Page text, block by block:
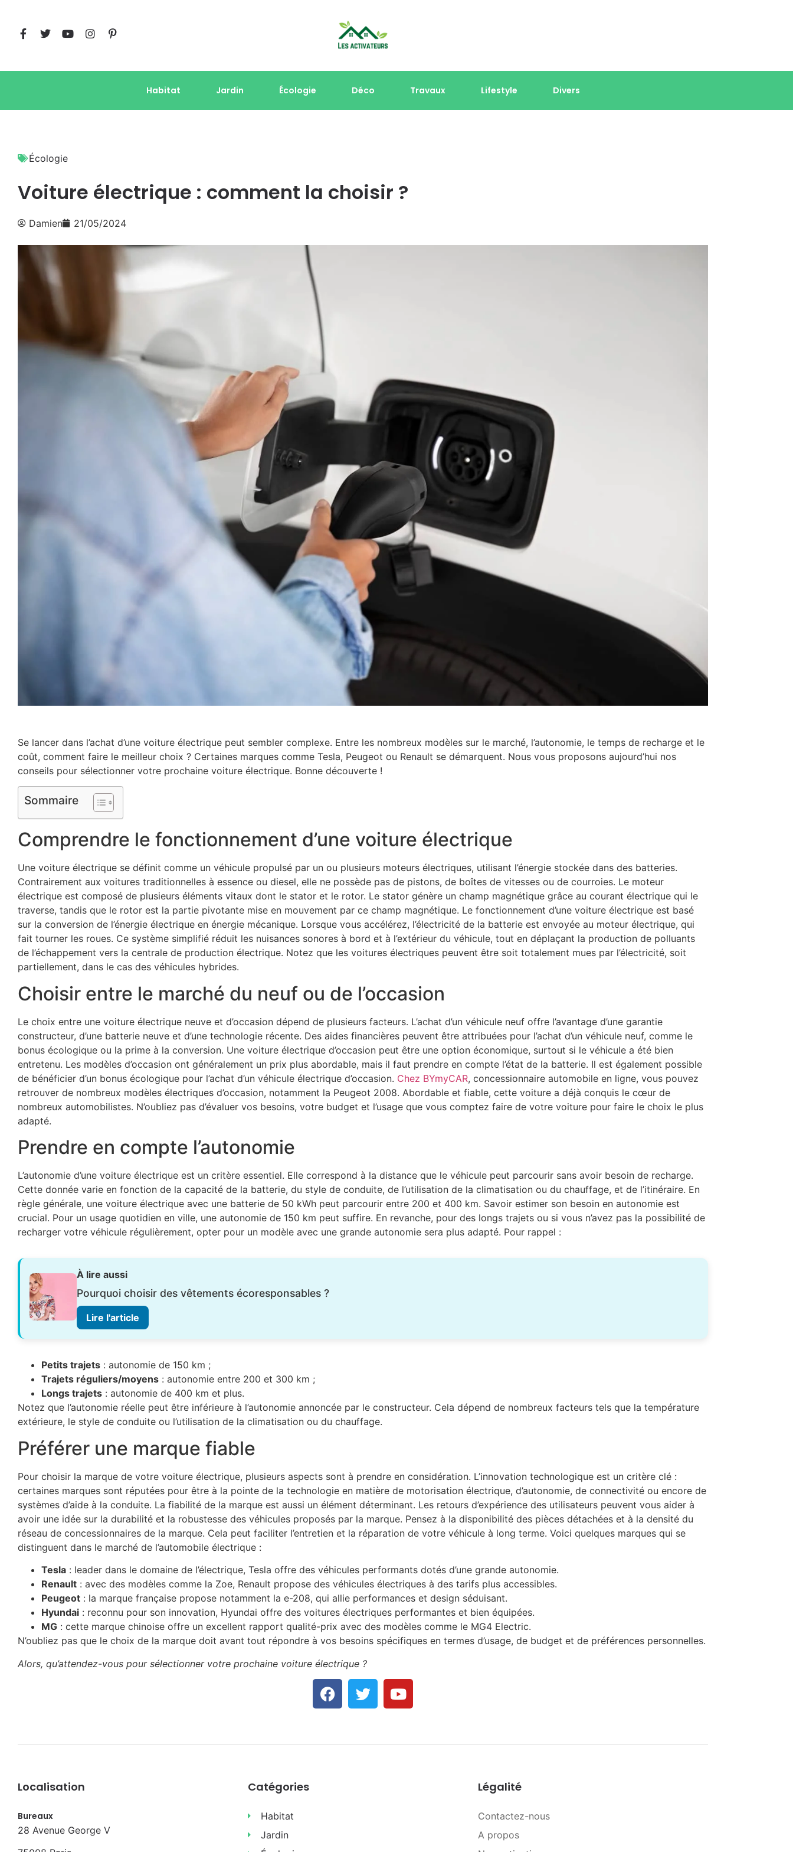
Habitat Jardin Écologie Déco Travaux Lifestyle Divers
Écologie
Voiture électrique : comment la choisir ?
Damien 21/05/2024
Se lancer dans l’achat d’une voiture électrique peut sembler complexe. Entre les nombreux modèles sur le marché, l’autonomie, le temps de recharge et le
coût, comment faire le meilleur choix ? Certaines marques comme Tesla, Peugeot ou Renault se démarquent. Nous vous proposons aujourd’hui nos
conseils pour sélectionner votre prochaine voiture électrique. Bonne découverte !
Sommaire
Comprendre le fonctionnement d’une voiture électrique
Une voiture électrique se définit comme un véhicule propulsé par un ou plusieurs moteurs électriques, utilisant l’énergie stockée dans des batteries.
Contrairement aux voitures traditionnelles à essence ou diesel, elle ne possède pas de pistons, de boîtes de vitesses ou de courroies. Le moteur
électrique est composé de plusieurs éléments vitaux dont le stator et le rotor. Le stator génère un champ magnétique grâce au courant électrique qui le
traverse, tandis que le rotor est la partie pivotante mise en mouvement par ce champ magnétique. Le fonctionnement d’une voiture électrique est basé
sur la conversion de l’énergie électrique en énergie mécanique. Lorsque vous accélérez, l’électricité de la batterie est envoyée au moteur électrique, qui
fait tourner les roues. Ce système simplifié réduit les nuisances sonores à bord et à l’extérieur du véhicule, tout en déplaçant la production de polluants
de l’échappement vers la centrale de production électrique. Notez que les voitures électriques peuvent être soit totalement mues par l’électricité, soit
partiellement, dans le cas des véhicules hybrides.
Choisir entre le marché du neuf ou de l’occasion
Le choix entre une voiture électrique neuve et d’occasion dépend de plusieurs facteurs. L’achat d’un véhicule neuf offre l’avantage d’une garantie
constructeur, d’une batterie neuve et d’une technologie récente. Des aides financières peuvent être attribuées pour l’achat d’un véhicule neuf, comme le
bonus écologique ou la prime à la conversion. Une voiture électrique d’occasion peut être une option économique, surtout si le véhicule a été bien
entretenu. Les modèles d’occasion ont généralement un prix plus abordable, mais il faut prendre en compte l’état de la batterie. Il est également possible
de bénéficier d’un bonus écologique pour l’achat d’un véhicule électrique d’occasion. Chez BYmyCAR, concessionnaire automobile en ligne, vous pouvez
retrouver de nombreux modèles électriques d’occasion, notamment la Peugeot 2008. Abordable et fiable, cette voiture a déjà conquis le cœur de
nombreux automobilistes. N’oubliez pas d’évaluer vos besoins, votre budget et l’usage que vous comptez faire de votre voiture pour faire le choix le plus
adapté.
Prendre en compte l’autonomie
L’autonomie d’une voiture électrique est un critère essentiel. Elle correspond à la distance que le véhicule peut parcourir sans avoir besoin de recharge.
Cette donnée varie en fonction de la capacité de la batterie, du style de conduite, de l’utilisation de la climatisation ou du chauffage, et de l’itinéraire. En
règle générale, une voiture électrique avec une batterie de 50 kWh peut parcourir entre 200 et 400 km. Savoir estimer son besoin en autonomie est
crucial. Pour un usage quotidien en ville, une autonomie de 150 km peut suffire. En revanche, pour des longs trajets ou si vous n’avez pas la possibilité de
recharger votre véhicule régulièrement, opter pour un modèle avec une grande autonomie sera plus adapté. Pour rappel :
À lire aussi
Pourquoi choisir des vêtements écoresponsables ?
Lire l'article
Petits trajets : autonomie de 150 km ;
Trajets réguliers/moyens : autonomie entre 200 et 300 km ;
Longs trajets : autonomie de 400 km et plus.
Notez que l’autonomie réelle peut être inférieure à l’autonomie annoncée par le constructeur. Cela dépend de nombreux facteurs tels que la température
extérieure, le style de conduite ou l’utilisation de la climatisation ou du chauffage.
Préférer une marque fiable
Pour choisir la marque de votre voiture électrique, plusieurs aspects sont à prendre en considération. L’innovation technologique est un critère clé :
certaines marques sont réputées pour être à la pointe de la technologie en matière de motorisation électrique, d’autonomie, de connectivité ou encore de
systèmes d’aide à la conduite. La fiabilité de la marque est aussi un élément déterminant. Les retours d’expérience des utilisateurs peuvent vous aider à
avoir une idée sur la durabilité et la robustesse des véhicules proposés par la marque. Pensez à la disponibilité des pièces détachées et à la densité du
réseau de concessionnaires de la marque. Cela peut faciliter l’entretien et la réparation de votre véhicule à long terme. Voici quelques marques qui se
distinguent dans le marché de l’automobile électrique :
Tesla : leader dans le domaine de l’électrique, Tesla offre des véhicules performants dotés d’une grande autonomie.
Renault : avec des modèles comme la Zoe, Renault propose des véhicules électriques à des tarifs plus accessibles.
Peugeot : la marque française propose notamment la e-208, qui allie performances et design séduisant.
Hyundai : reconnu pour son innovation, Hyundai offre des voitures électriques performantes et bien équipées.
MG : cette marque chinoise offre un excellent rapport qualité-prix avec des modèles comme le MG4 Electric.
N’oubliez pas que le choix de la marque doit avant tout répondre à vos besoins spécifiques en termes d’usage, de budget et de préférences personnelles.
Alors, qu’attendez-vous pour sélectionner votre prochaine voiture électrique ?
Localisation
Bureaux
28 Avenue George V
Catégories
Habitat
Jardin
Légalité
Contactez-nous
A propos